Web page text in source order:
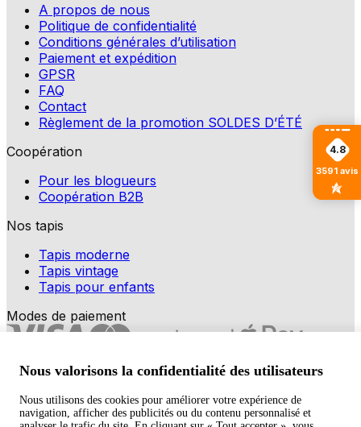
A propos de nous
Politique de confidentialité
Conditions générales d’utilisation
Paiement et expédition
GPSR
FAQ
Contact
Règlement de la promotion SOLDES D’ÉTÉ
Coopération
Pour les blogueurs
Coopération B2B
Nos tapis
Tapis moderne
Tapis vintage
Tapis pour enfants
Modes de paiement
Copyright © 2026 TAPISO
4.8
3591 avis
Nous valorisons la confidentialité des utilisateurs
Nous utilisons des cookies pour améliorer votre expérience de
navigation, afficher des publicités ou du contenu personnalisé et